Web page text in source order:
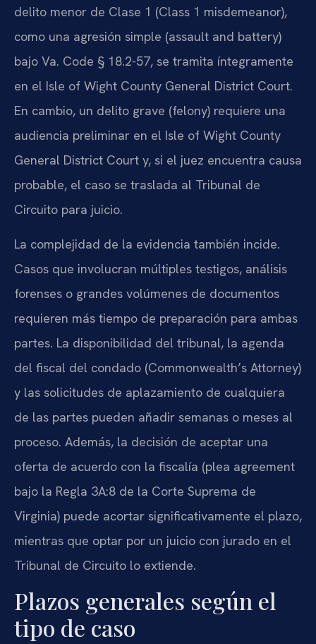
delito menor de Clase 1 (Class 1 misdemeanor),
como una agresión simple (assault and battery)
bajo Va. Code § 18.2-57, se tramita íntegramente
en el Isle of Wight County General District Court.
En cambio, un delito grave (felony) requiere una
audiencia preliminar en el Isle of Wight County
General District Court y, si el juez encuentra causa
probable, el caso se traslada al Tribunal de
Circuito para juicio.
La complejidad de la evidencia también incide.
Casos que involucran múltiples testigos, análisis
forenses o grandes volúmenes de documentos
requieren más tiempo de preparación para ambas
partes. La disponibilidad del tribunal, la agenda
del fiscal del condado (Commonwealth’s Attorney)
y las solicitudes de aplazamiento de cualquiera
de las partes pueden añadir semanas o meses al
proceso. Además, la decisión de aceptar una
oferta de acuerdo con la fiscalía (plea agreement
bajo la Regla 3A:8 de la Corte Suprema de
Virginia) puede acortar significativamente el plazo,
mientras que optar por un juicio con jurado en el
Tribunal de Circuito lo extiende.
Plazos generales según el
tipo de caso